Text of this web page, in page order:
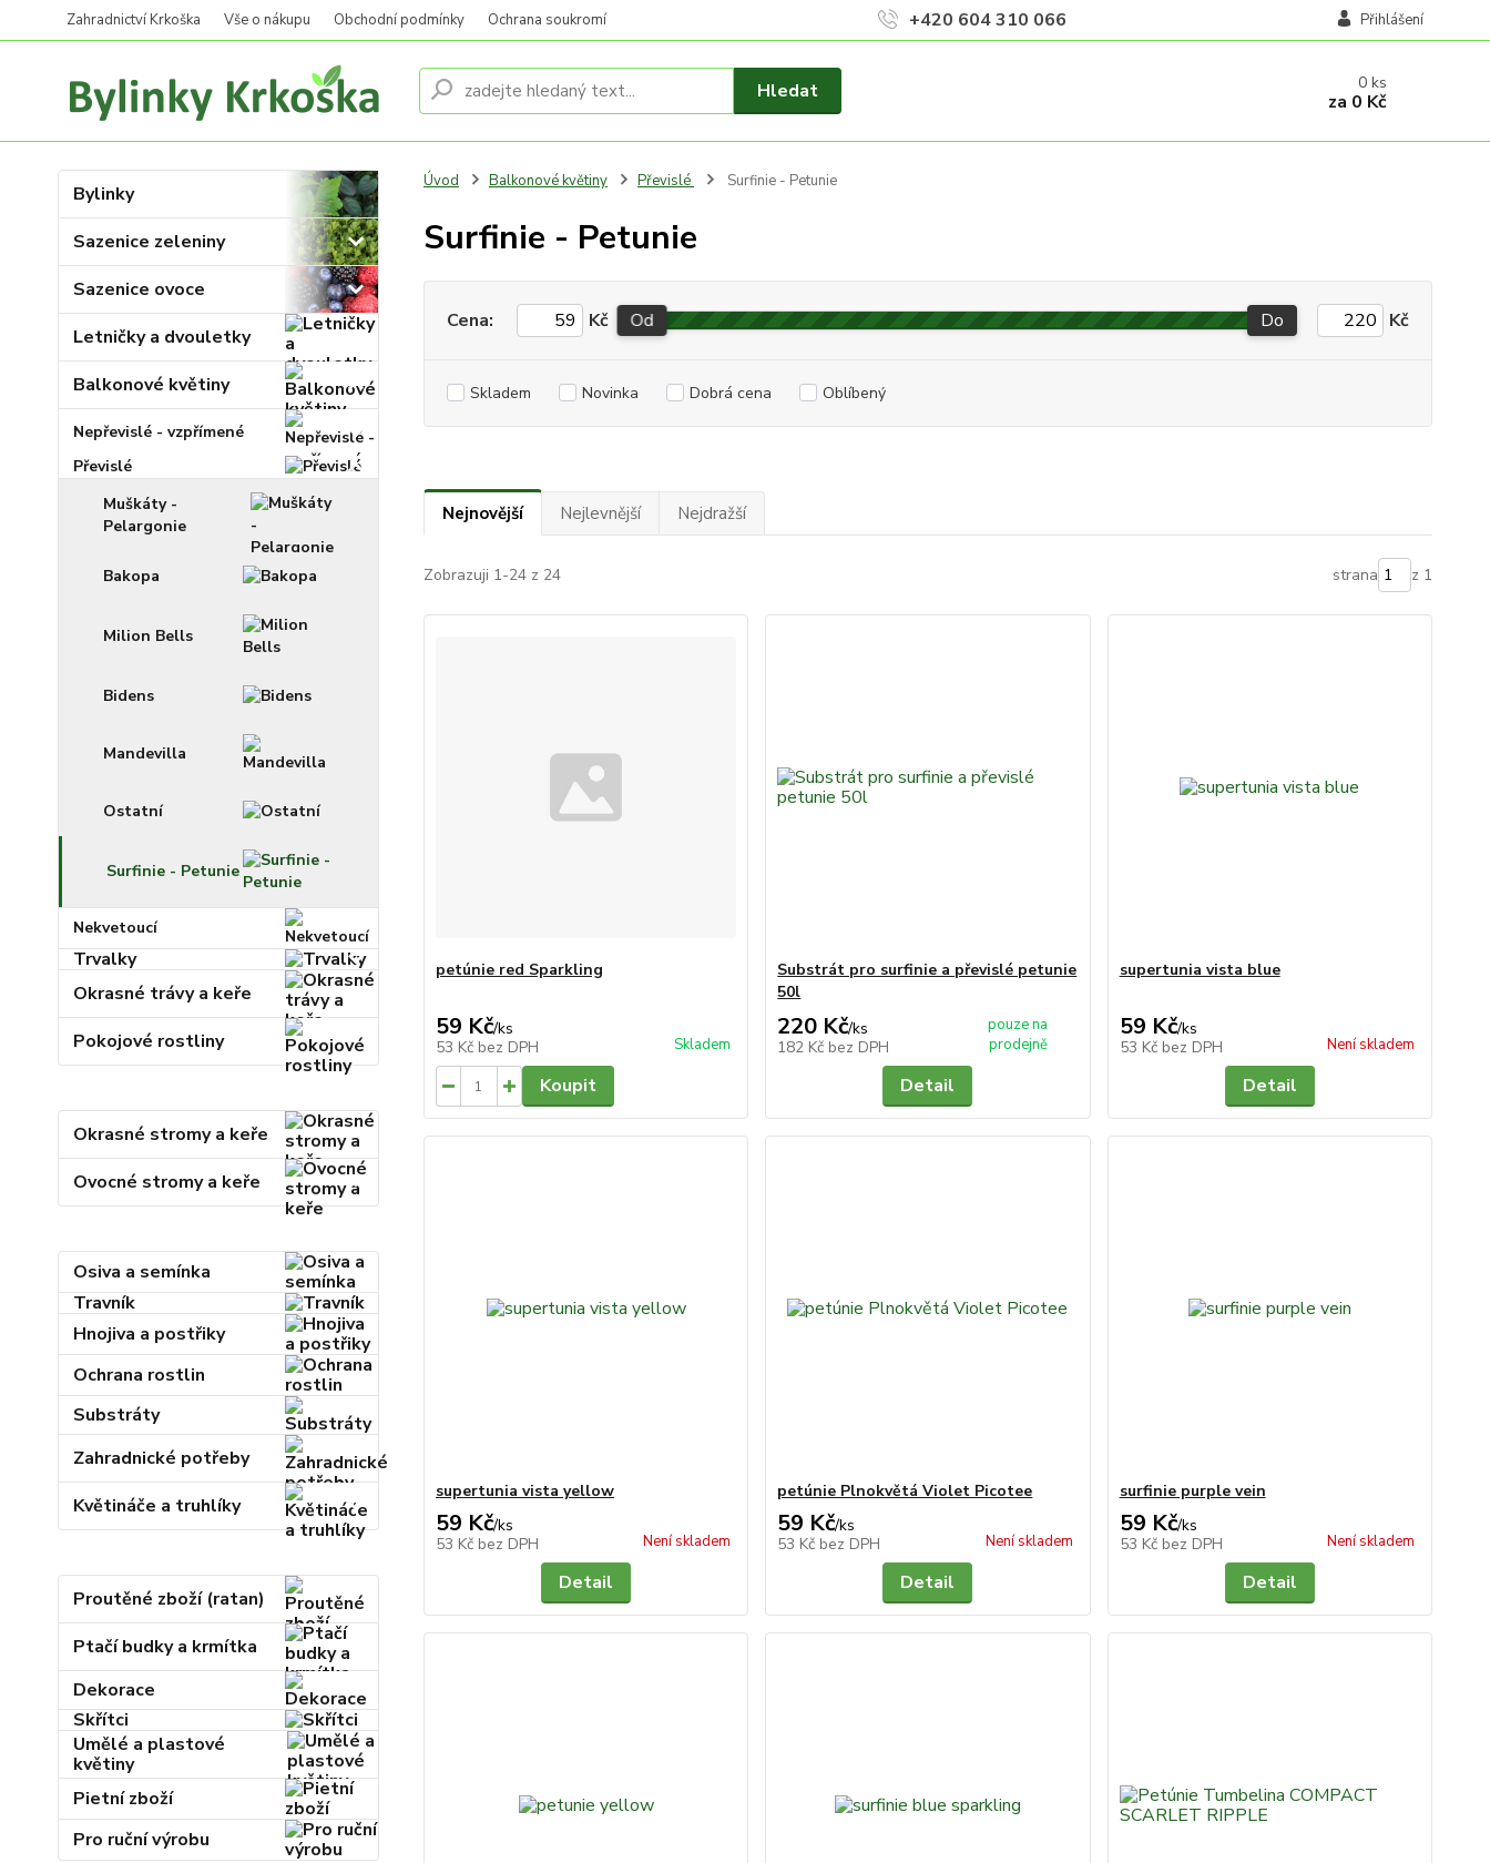
Zahradnictví Krkoška Vše o nákupu Obchodní podmínky Ochrana soukromí Přihlášení
Hledat
+420 604 310 066
0ks
za 0 Kč
Bylinky
Sazenice zeleniny
Sazenice ovoce
Letničky a dvouletky
Balkonové květiny
Nepřevislé - vzpřímené
Převislé
Muškáty -
Pelargonie
Bakopa
Milion Bells
Bidens
Mandevilla
Ostatní
Surfinie - Petunie
Nekvetoucí
Trvalky
Okrasné trávy a keře
Pokojové rostliny
Okrasné stromy a keře
Ovocné stromy a keře
Osiva a semínka
Travník
Hnojiva a postřiky
Ochrana rostlin
Substráty
Zahradnické potřeby
Květináče a truhlíky
Proutěné zboží (ratan)
Ptačí budky a krmítka
Dekorace
Skřítci
Umělé a plastové
květiny
Pietní zboží
Pro ruční výrobu
Úvod Balkonové květiny Převislé Surfinie - Petunie
Surfinie - Petunie
Cena: Kč Od Do Kč
Skladem Novinka Dobrá cena Oblíbený
Nejnovější Nejlevnější Nejdražší
Zobrazuji 1-24 z 24 strana z 1
petúnie red Sparkling
59 Kč/ks
53 Kč bez DPH Skladem
Koupit
Substrát pro surfinie a převislé petunie
50l
220 Kč/ks
182 Kč bez DPH
pouze na
prodejně
Detail
supertunia vista blue
59 Kč/ks
53 Kč bez DPH Není skladem
Detail
supertunia vista yellow
59 Kč/ks
53 Kč bez DPH Není skladem
Detail
petúnie Plnokvětá Violet Picotee
59 Kč/ks
53 Kč bez DPH Není skladem
Detail
surfinie purple vein
59 Kč/ks
53 Kč bez DPH Není skladem
Detail